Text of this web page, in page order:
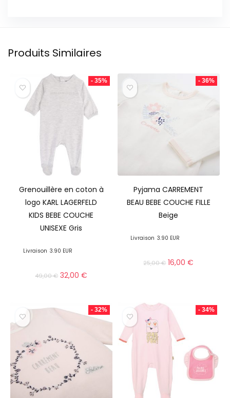
Produits Similaires
- 35%
Grenouillère en coton à
logo KARL LAGERFELD
KIDS BEBE COUCHE
UNISEXE Gris
Livraison 3.90 EUR
49,00€ 32,00€
- 36%
Pyjama CARREMENT
BEAU BEBE COUCHE FILLE
Beige
Livraison 3.90 EUR
25,00€ 16,00€
- 32% - 34%